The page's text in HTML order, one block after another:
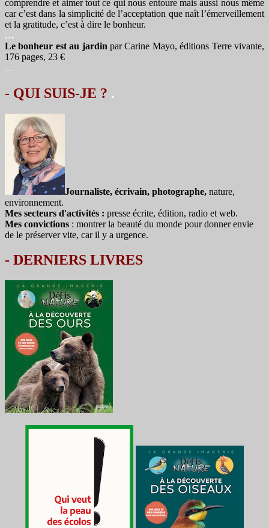
comprendre et aimer tout ce qui nous entoure mais aussi nous même
car c’est dans la simplicité de l’acceptation que naît l’émerveillement
et la gratitude, c’est à dire le bonheur.
…
Le bonheur est au jardin par Carine Mayo, éditions Terre vivante,
176 pages, 23 €
…
- QUI SUIS-JE ? .
Journaliste, écrivain, photographe, nature,
environnement.
Mes secteurs d'activités : presse écrite, édition, radio et web.
Mes convictions : montrer la beauté du monde pour donner envie
de le préserver vite, car il y a urgence.
- DERNIERS LIVRES